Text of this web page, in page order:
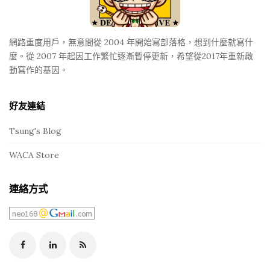
網路重度用戶，無意間從 2004 年開始寫部落格，想到什麼就寫什
麼。從 2007 年起因工作繁忙逐漸暫停更新，希望從2017年重新啟
動寫作的基因。
好友連結
Tsung's Blog
WACA Store
連絡方式